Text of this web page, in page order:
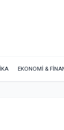
EKONOMİ &